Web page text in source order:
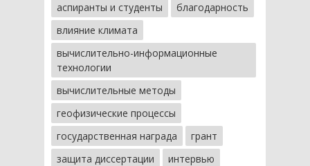
аспиранты и студенты
благодарность
влияние климата
вычислительно-информационные
технологии
вычислительные методы
геофизические процессы
государственная награда
грант
защита диссертации
интервью